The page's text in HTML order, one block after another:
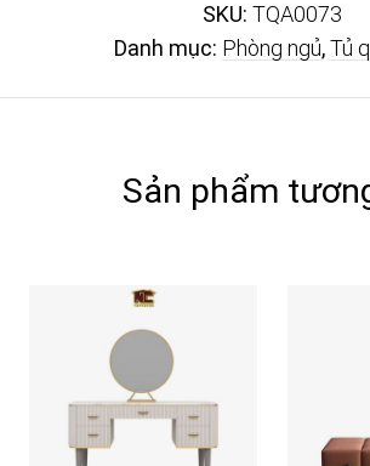
SKU: TQA0073
Danh mục: Phòng ngủ,Tủ
Sản phẩm